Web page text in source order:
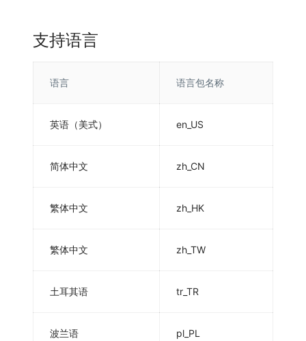
支持语言
语言 语言包名称
英语（美式） en_US
简体中文 zh_CN
繁体中文 zh_HK
繁体中文 zh_TW
土耳其语 tr_TR
波兰语 pl_PL